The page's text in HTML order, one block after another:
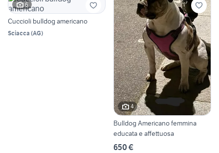
6
Cuccioli bulldog americano
Sciacca (AG)
4
Bulldog Americano femmina
educata e affettuosa
650 €